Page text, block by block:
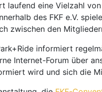
laufend eine Vielzahl
des FKF e.V.
zwischen den
informiert
Internet-Forum über
wird und sich die